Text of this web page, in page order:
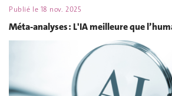
Publié le 18 nov. 2025
Méta-analyses : L'IA meilleure que